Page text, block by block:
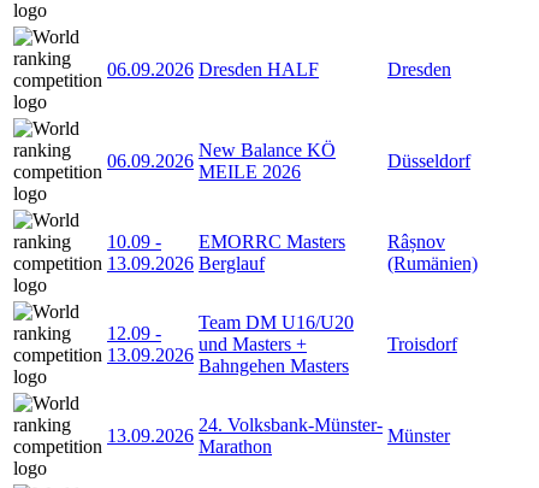
06.09.2026 Dresden HALF Dresden
06.09.2026
New Balance KÖ
MEILE 2026
Düsseldorf
10.09 -
13.09.2026
EMORRC Masters
Berglauf
Râșnov
(Rumänien)
12.09 -
13.09.2026
Team DM U16/U20
und Masters +
Bahngehen Masters
Troisdorf
13.09.2026
24. Volksbank-Münster-
Marathon
Münster